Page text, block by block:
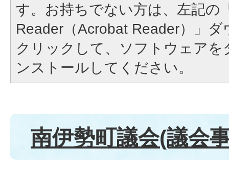
す。お持ちでない方は、左記の
Reader（Acrobat Reader）」
クリックして、ソフトウェア
ンストールしてください。
南伊勢町議会(議会